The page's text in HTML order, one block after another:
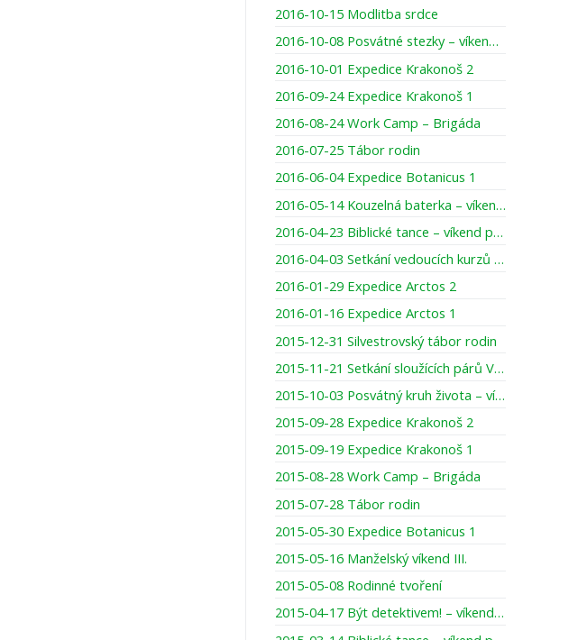
2016-10-15 Modlitba srdce
2016-10-08 Posvátné stezky – víkend pro ženy
2016-10-01 Expedice Krakonoš 2
2016-09-24 Expedice Krakonoš 1
2016-08-24 Work Camp – Brigáda
2016-07-25 Tábor rodin
2016-06-04 Expedice Botanicus 1
2016-05-14 Kouzelná baterka – víkend pro maminky s dcerami
2016-04-23 Biblické tance – víkend pro ženy
2016-04-03 Setkání vedoucích kurzů MS/WMM
2016-01-29 Expedice Arctos 2
2016-01-16 Expedice Arctos 1
2015-12-31 Silvestrovský tábor rodin
2015-11-21 Setkání sloužících párů VPS 2
2015-10-03 Posvátný kruh života – víkend pro ženy
2015-09-28 Expedice Krakonoš 2
2015-09-19 Expedice Krakonoš 1
2015-08-28 Work Camp – Brigáda
2015-07-28 Tábor rodin
2015-05-30 Expedice Botanicus 1
2015-05-16 Manželský víkend III.
2015-05-08 Rodinné tvoření
2015-04-17 Být detektivem! – víkend pro maminky s dcerami